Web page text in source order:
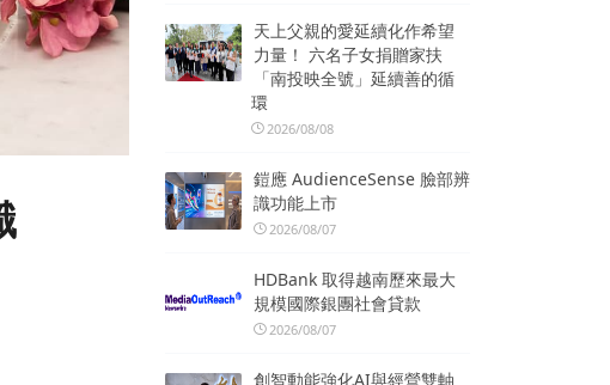
天上父親的愛延續化作希望
力量！ 六名子女捐贈家扶
「南投映全號」延續善的循
環
2026/08/08
鎧應 AudienceSense 臉部辨
識功能上市
2026/08/07
HDBank 取得越南歷來最大
規模國際銀團社會貸款
2026/08/07
創智動能強化AI與經營雙軸